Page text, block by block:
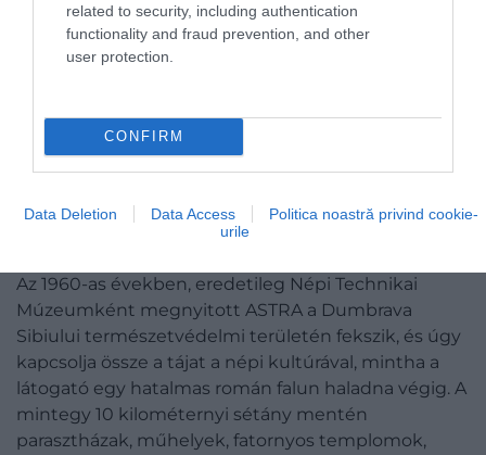
related to security, including authentication
functionality and fraud prevention, and other
user protection.
CONFIRM
Data Deletion Data Access
Politica noastră privind cookie-
urile
Az 1960-as években, eredetileg Népi Technikai
Múzeumként megnyitott ASTRA a Dumbrava
Sibiului természetvédelmi területén fekszik, és úgy
kapcsolja össze a tájat a népi kultúrával, mintha a
látogató egy hatalmas román falun haladna végig. A
mintegy 10 kilométernyi sétány mentén
parasztházak, műhelyek, fatornyos templomok,